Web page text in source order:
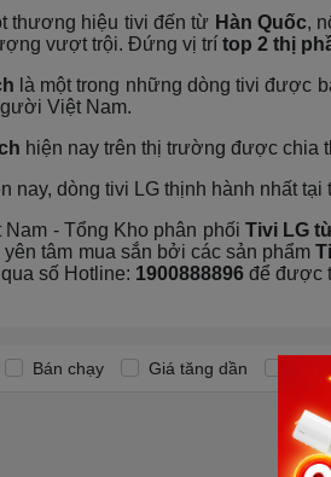
thương hiệu tivi đến từ Hàn Quốc,
vượt trội. Đứng vị trí top 2 thị
là một trong những dòng tivi được
Việt Nam.
hiện nay trên thị trường được chia
nay, dòng tivi LG thịnh hành nhất
Nam - Tổng Kho phân phối Tivi LG
yên tâm mua sắn bởi các sản phẩm
số Hotline: 1900888896 để được
Bán chạy Giá tăng dần Giá